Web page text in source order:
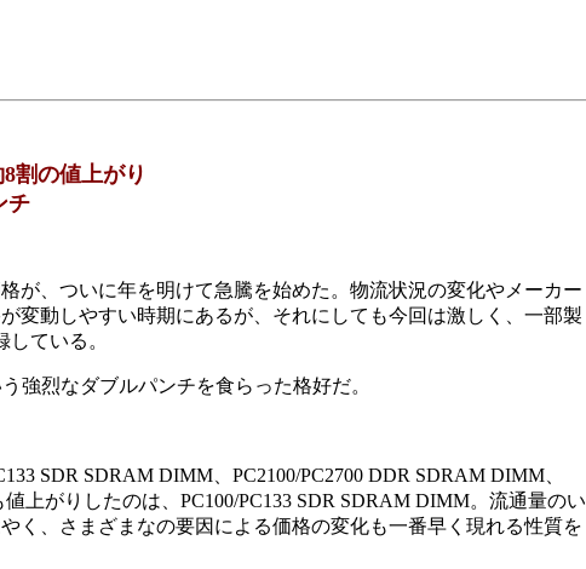
割の値上がり
チ
が、ついに年を明けて急騰を始めた。物流状況の変化やメーカー
変動しやすい時期にあるが、それにしても今回は激しく、一部製
ている。
烈なダブルパンチを食らった格好だ。
SDR SDRAM DIMM、PC2100/PC2700 DDR SDRAM DIMM、
上がりしたのは、PC100/PC133 SDR SDRAM DIMM。流通量のい
く、さまざまなの要因による価格の変化も一番早く現れる性質を